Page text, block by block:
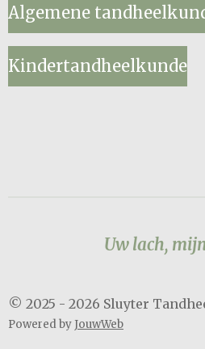
Algemene
Kindertandheelkunde
Uw lach,
© 2025 - 2026 Sluyter
Powered byJouwWeb